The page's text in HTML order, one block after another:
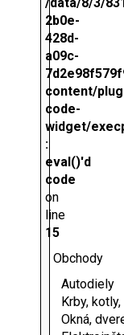
2b0e-
428d-
a09c-
content/
code-
widget/
:
eval()'d
code
on
line
15
Obchody
Autodiely
Krby,
Okná,